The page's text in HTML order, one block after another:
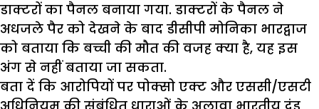
डाक्टरों का पैनल बनाया गया. डाक्टरों के पैनल ने
अधजले पैर को देखने के बाद डीसीपी मोनिका भारद्वाज
को बताया कि बच्ची की मौत की वजह क्या है, यह इस
अंग से नहीं बताया जा सकता.
बता दें कि आरोपियों पर पोक्सो एक्ट और एससी/एसटी